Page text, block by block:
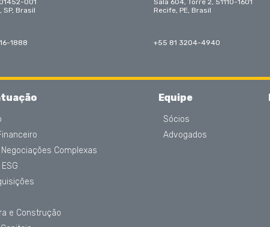
001
SP, Brasil
1888
Sala 604, Torre 2, 51110-1601
Recife, PE, Brasil
+55 81 3204-4940
Complexas
e Construção
Equipe
Sócios
Advogados